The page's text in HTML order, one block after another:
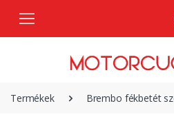
Termékek Brembo fékbetét